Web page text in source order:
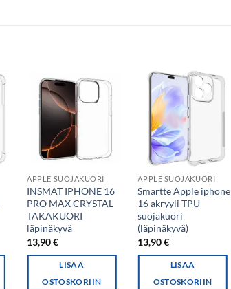
APPLE SUOJAKUORI
INSMAT IPHONE 16
PRO MAX CRYSTAL
TAKAKUORI
läpinäkyvä
13,90€
LISÄÄ
OSTOSKORIIN
APPLE SUOJAKUORI
Smartte Apple iphone
16 akryyli TPU
suojakuori
(läpinäkyvä)
13,90€
LISÄÄ
OSTOSKORIIN